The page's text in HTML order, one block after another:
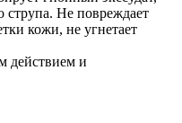
струпа. Не повреждает
кожи, не угнетает
действием и